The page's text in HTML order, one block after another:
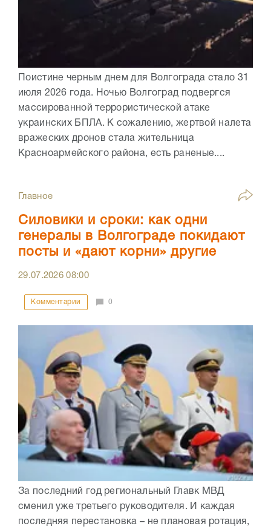
Поистине черным днем для Волгограда стало 31
июля 2026 года. Ночью Волгоград подвергся
массированной террористической атаке
украинских БПЛА. К сожалению, жертвой налета
вражеских дронов стала жительница
Красноармейского района, есть раненые....
Главное
Силовики и сроки: как одни
генералы в Волгограде покидают
посты и «дают корни» другие
29.07.202608:00
Комментарии 0
За последний год региональный Главк МВД
сменил уже третьего руководителя. И каждая
последняя перестановка – не плановая ротация,